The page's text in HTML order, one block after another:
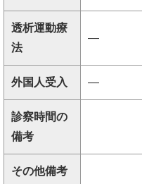
透析運動療
法
―
外国人受入 ―
診察時間の
備考
その他備考